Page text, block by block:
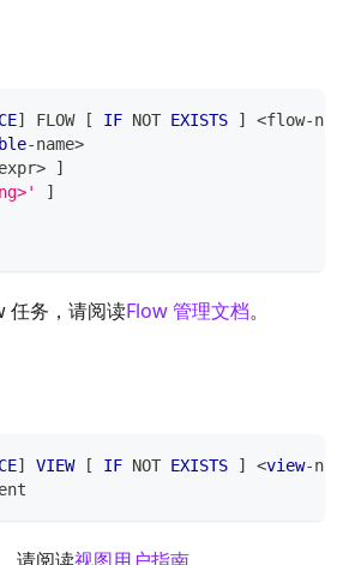
] FLOW [ IF NOT EXISTS ] <flow-
-name>
expr>
]
]
任务，请阅读Flow 管理文档。
] VIEW [ IF NOT EXISTS ] <view-